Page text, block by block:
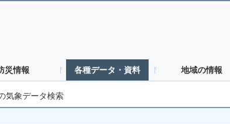
災情報 各種データ・資料 地域の情報
気象データ検索